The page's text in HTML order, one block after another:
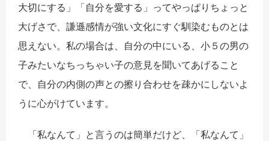
大切にする」「自分を愛する」ってやっぱりちょっと
大げさで、謙遜感情が強い文化にすぐ馴染むものとは
思えない。私の場合は、自分の中にいる、小５の男の
子みたいなちっちゃい子の意見を聞いてあげること
で、自分の内側の声との擦り合わせを疎かにしないよ
うに心がけています。
「私なんて」と言うのは簡単だけど、「私なんて」